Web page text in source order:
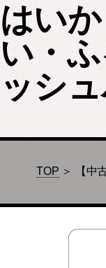
はい
い・
ッシ
TOP ＞ 【中